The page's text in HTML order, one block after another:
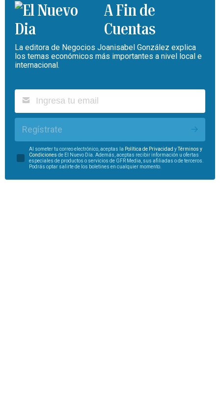
A Fin de
Cuentas
La editora de Negocios Joanisabel González explica
los temas económicos más importantes a nivel local e
internacional.
Regístrate
Al someter tu correo electrónico, aceptas la Política de Privacidad yTérminos y
Condiciones de El Nuevo Día. Además, aceptas recibir información u ofertas
especiales de productos o servicios de GFR Media, sus afiliadas o de terceros.
Podrás optar salirte de los boletines en cualquier momento.